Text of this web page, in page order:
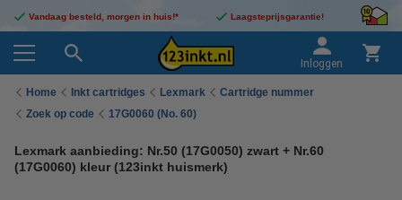
Vandaag besteld, morgen in huis!* Laagsteprijsgarantie!
Inloggen
Home Inkt cartridges Lexmark
Cartridge nummer
Zoek op code
17G0060 (No. 60)
Lexmark aanbieding: Nr.50 (17G0050) zwart + Nr.60
(17G0060) kleur (123inkt huismerk)